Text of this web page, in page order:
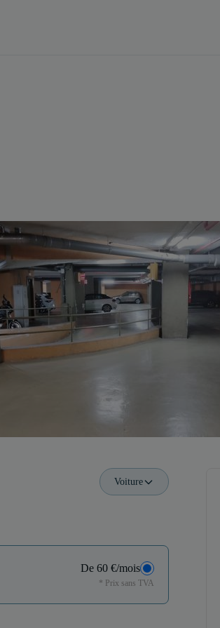
Voiture
De 60 €/mois
* Prix sans TVA